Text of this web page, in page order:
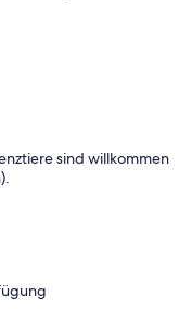
sind willkommen